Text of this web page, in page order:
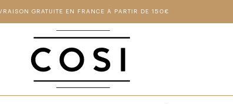
GRATUITE EN FRANCE À PARTIR DE 150€